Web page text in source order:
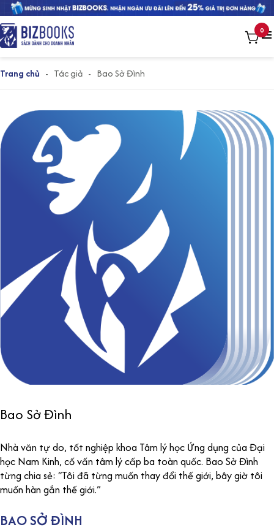
0
Trang chủ - Tác giả - Bao Sở Đình
Bao Sở Đình
Nhà văn tự do, tốt nghiệp khoa Tâm lý học Ứng dụng của Đại
học Nam Kinh, cố vấn tâm lý cấp ba toàn quốc. Bao Sở Đình
từng chia sẻ: “Tôi đã từng muốn thay đổi thế giới, bây giờ tôi
muốn hàn gắn thế giới.”
BAO SỞ ĐÌNH